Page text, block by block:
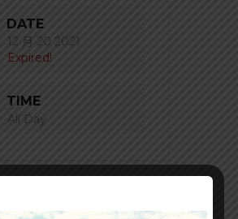
DATE
12 月 20 2021
Expired!
TIME
All Day